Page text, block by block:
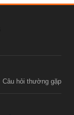
Câu hỏi thường gặp